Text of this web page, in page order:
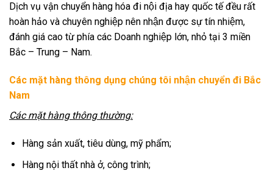
Dịch vụ vận chuyển hàng hóa đi nội địa hay quốc tế đều rất
hoàn hảo và chuyên nghiệp nên nhận được sự tín nhiệm,
đánh giá cao từ phía các Doanh nghiệp lớn, nhỏ tại 3 miền
Bắc – Trung – Nam.
Các mặt hàng thông dụng chúng tôi nhận chuyển đi Bắc
Nam
Các mặt hàng thông thường:
Hàng sản xuất, tiêu dùng, mỹ phẩm;
Hàng nội thất nhà ở, công trình;